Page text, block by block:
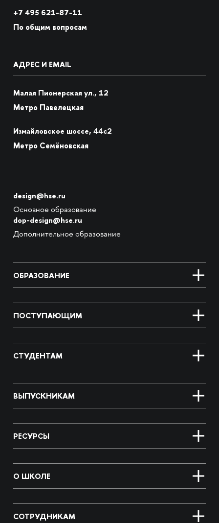
+7 495 621-87-11
По общим вопросам
АДРЕС И EMAIL
Малая Пионерская ул., 12
Метро Павелецкая
Измайловское шоссе, 44с2
Метро Семёновская
design@hse.ru
Основное образование
dop-design@hse.ru
Дополнительное образование
ОБРАЗОВАНИЕ
ПОСТУПАЮЩИМ
СТУДЕНТАМ
ВЫПУСКНИКАМ
РЕСУРСЫ
О ШКОЛЕ
СОТРУДНИКАМ